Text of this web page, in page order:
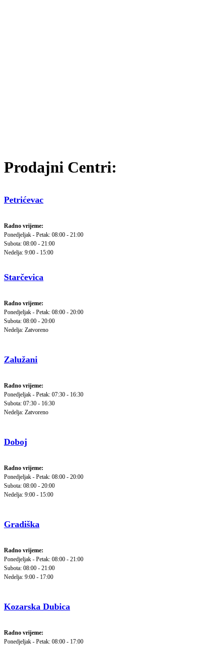
Prodajni Centri:
Petrićevac
Radno vrijeme:
Ponedjeljak - Petak: 08:00 - 21:00
Subota: 08:00 - 21:00
Nedelja: 9:00 - 15:00
Starčevica
Radno vrijeme:
Ponedjeljak - Petak: 08:00 - 20:00
Subota: 08:00 - 20:00
Nedelja: Zatvoreno
Zalužani
Radno vrijeme:
Ponedjeljak - Petak: 07:30 - 16:30
Subota: 07:30 - 16:30
Nedelja: Zatvoreno
Doboj
Radno vrijeme:
Ponedjeljak - Petak: 08:00 - 20:00
Subota: 08:00 - 20:00
Nedelja: 9:00 - 15:00
Gradiška
Radno vrijeme:
Ponedjeljak - Petak: 08:00 - 21:00
Subota: 08:00 - 21:00
Nedelja: 9:00 - 17:00
Kozarska Dubica
Radno vrijeme:
Ponedjeljak - Petak: 08:00 - 17:00